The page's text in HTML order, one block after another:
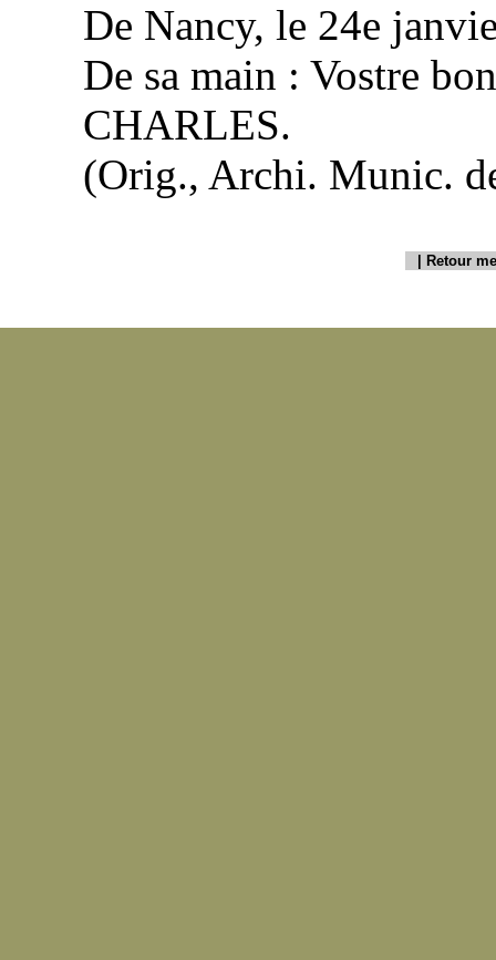
De Nancy, le 24e
De sa main : Vostre
CHARLES.
(Orig., Archi. Munic.
Retour